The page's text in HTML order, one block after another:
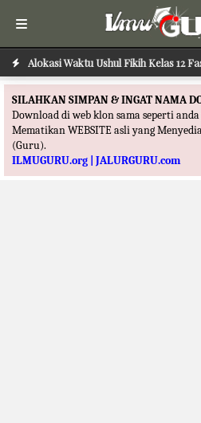
Alokasi Waktu Ushul Fikih Kelas
Alokasi Waktu Ilmu Tafsir Kelas
SILAHKAN SIMPAN & INGAT NAMA
Download di web klon sama seperti
Mematikan WEBSITE asli yang
(Guru).
ILMUGURU.org | JALURGURU.com